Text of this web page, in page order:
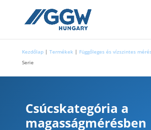
Kezdőlap| Termékek | Függőleges és vízszintes
Serie
Csúcskategória a
magasságmérésben